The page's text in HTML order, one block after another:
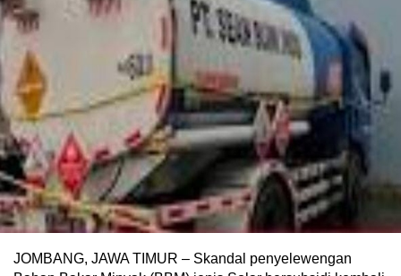
JOMBANG, JAWA TIMUR – Skandal penyelewengan